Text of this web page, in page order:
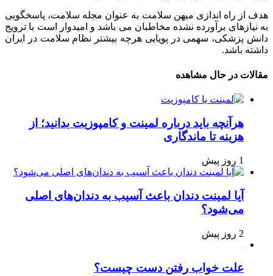
هدف از راه اندازی میهن سلامت به عنوان مجله سلامت، پاسخگویی
به نیازهای برآورده نشده مخاطبان می باشد و امیدوار است با ترویج
دانش پزشکی، سهمی در پویایی هرچه بیشتر نظام سلامت در ایران
داشته باشد.
مقالات در حال مشاهده
هرآنچه باید درباره لمینت و کامپوزیت بدانید؛ از
هزینه تا ماندگاری
1 روز پیش
آیا لمینت دندان باعث آسیب به دندان‌های اصلی
می‌شود؟
2 روز پیش
علت خواب رفتن دست چیست؟